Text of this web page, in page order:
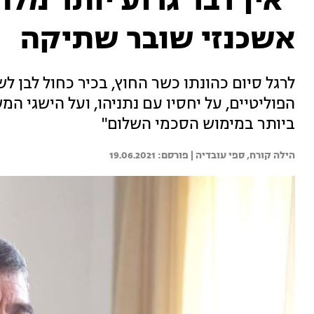
אשכנזי שובר שתיקה
לרגל סיום כהונתו כשר החוץ, בכיר כחול
הפוליטיים, על יחסיו עם נתניהו, ועל הישגי
ביותר במימוש הסכמי השלום"
הילה קורח, ספי עובדיה | 19.06.2021